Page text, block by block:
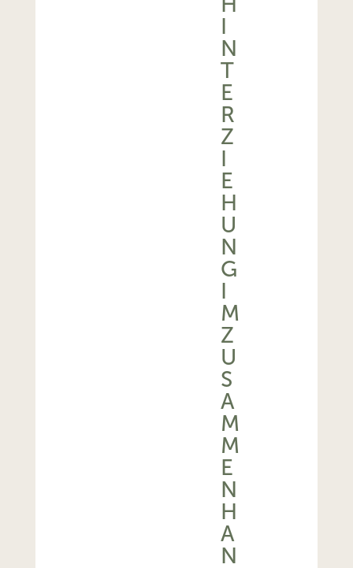
I
N
T
E
R
Z
I
E
H
U
N
G
I
M
Z
U
S
A
M
M
E
N
H
A
N